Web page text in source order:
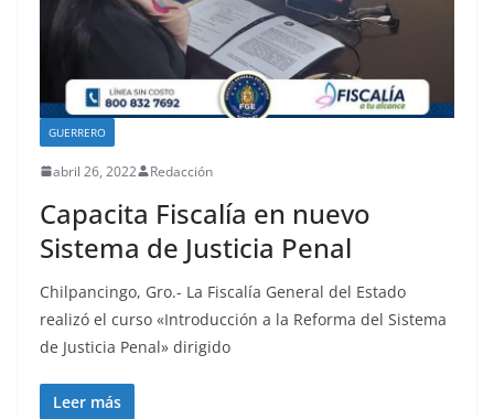
GUERRERO
abril 26, 2022 Redacción
Capacita Fiscalía en nuevo
Sistema de Justicia Penal
Chilpancingo, Gro.- La Fiscalía General del Estado
realizó el curso «Introducción a la Reforma del Sistema
de Justicia Penal» dirigido
Leer más